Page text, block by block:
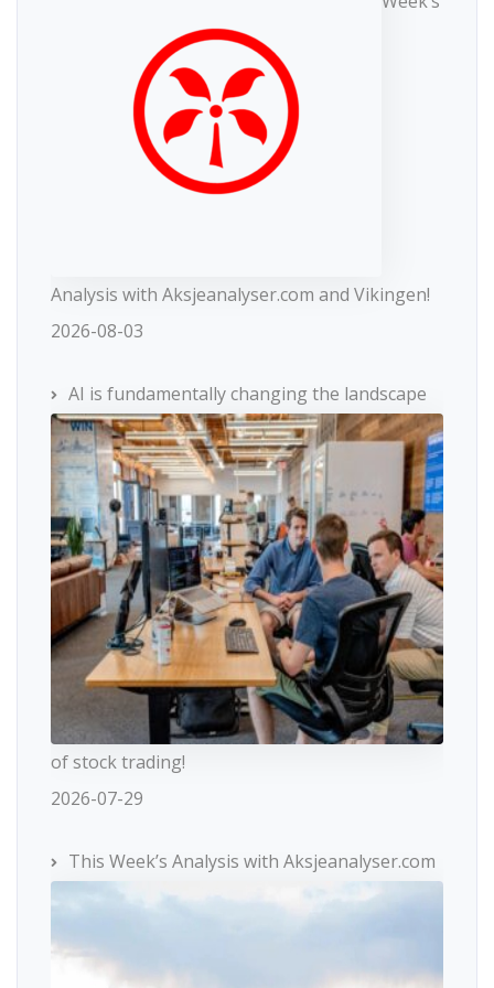
Analysis with Aksjeanalyser.com and Vikingen!
2026-08-03
AI is fundamentally changing the landscape
of stock trading!
2026-07-29
This Week’s Analysis with Aksjeanalyser.com